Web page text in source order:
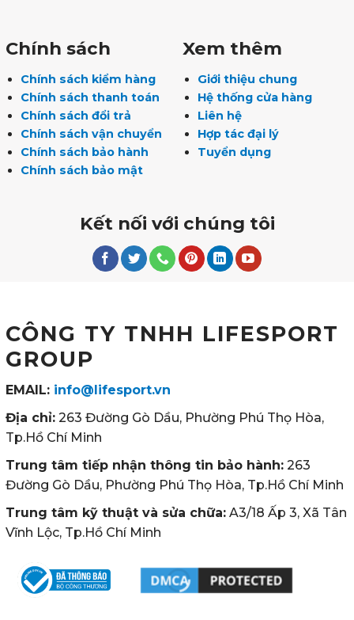
Chính sách
Chính sách kiểm hàng
Chính sách thanh toán
Chính sách đổi trả
Chính sách vận chuyển
Chính sách bảo hành
Chính sách bảo mật
Xem thêm
Giới thiệu chung
Hệ thống cửa hàng
Liên hệ
Hợp tác đại lý
Tuyển dụng
Kết nối với chúng tôi
CÔNG TY TNHH LIFESPORT
GROUP
EMAIL: info@lifesport.vn
Địa chỉ: 263 Đường Gò Dầu, Phường Phú Thọ Hòa,
Tp.Hồ Chí Minh
Trung tâm tiếp nhận thông tin bảo hành: 263
Đường Gò Dầu, Phường Phú Thọ Hòa, Tp.Hồ Chí Minh
Trung tâm kỹ thuật và sửa chữa: A3/18 Ấp 3, Xã Tân
Vĩnh Lộc, Tp.Hồ Chí Minh